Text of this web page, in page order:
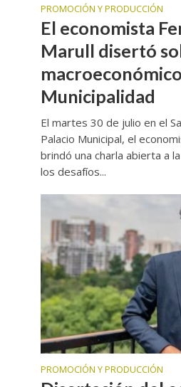
PROMOCIÓN Y PRODUCCIÓN
El economista
Marull disertó
Municipalidad
El martes 30 de julio en el
Palacio Municipal, el
brindó una charla abierta a
los desafíos...
PROMOCIÓN Y PRODUCCIÓN